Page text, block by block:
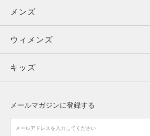
メンズ
ウィメンズ
キッズ
アクセサリー
メンズ
トップス
ボトムス
アクセサリー
ウィメンズ
トップス
シューズ
キッズ
メールマガジンに登録する